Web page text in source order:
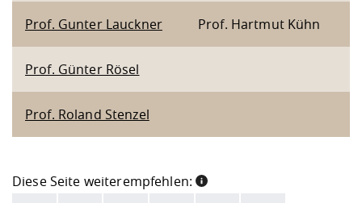
Prof. Gunter Lauckner Prof. Hartmut Kühn
Prof. Günter Rösel
Prof. Roland Stenzel
Diese Seite weiterempfehlen: